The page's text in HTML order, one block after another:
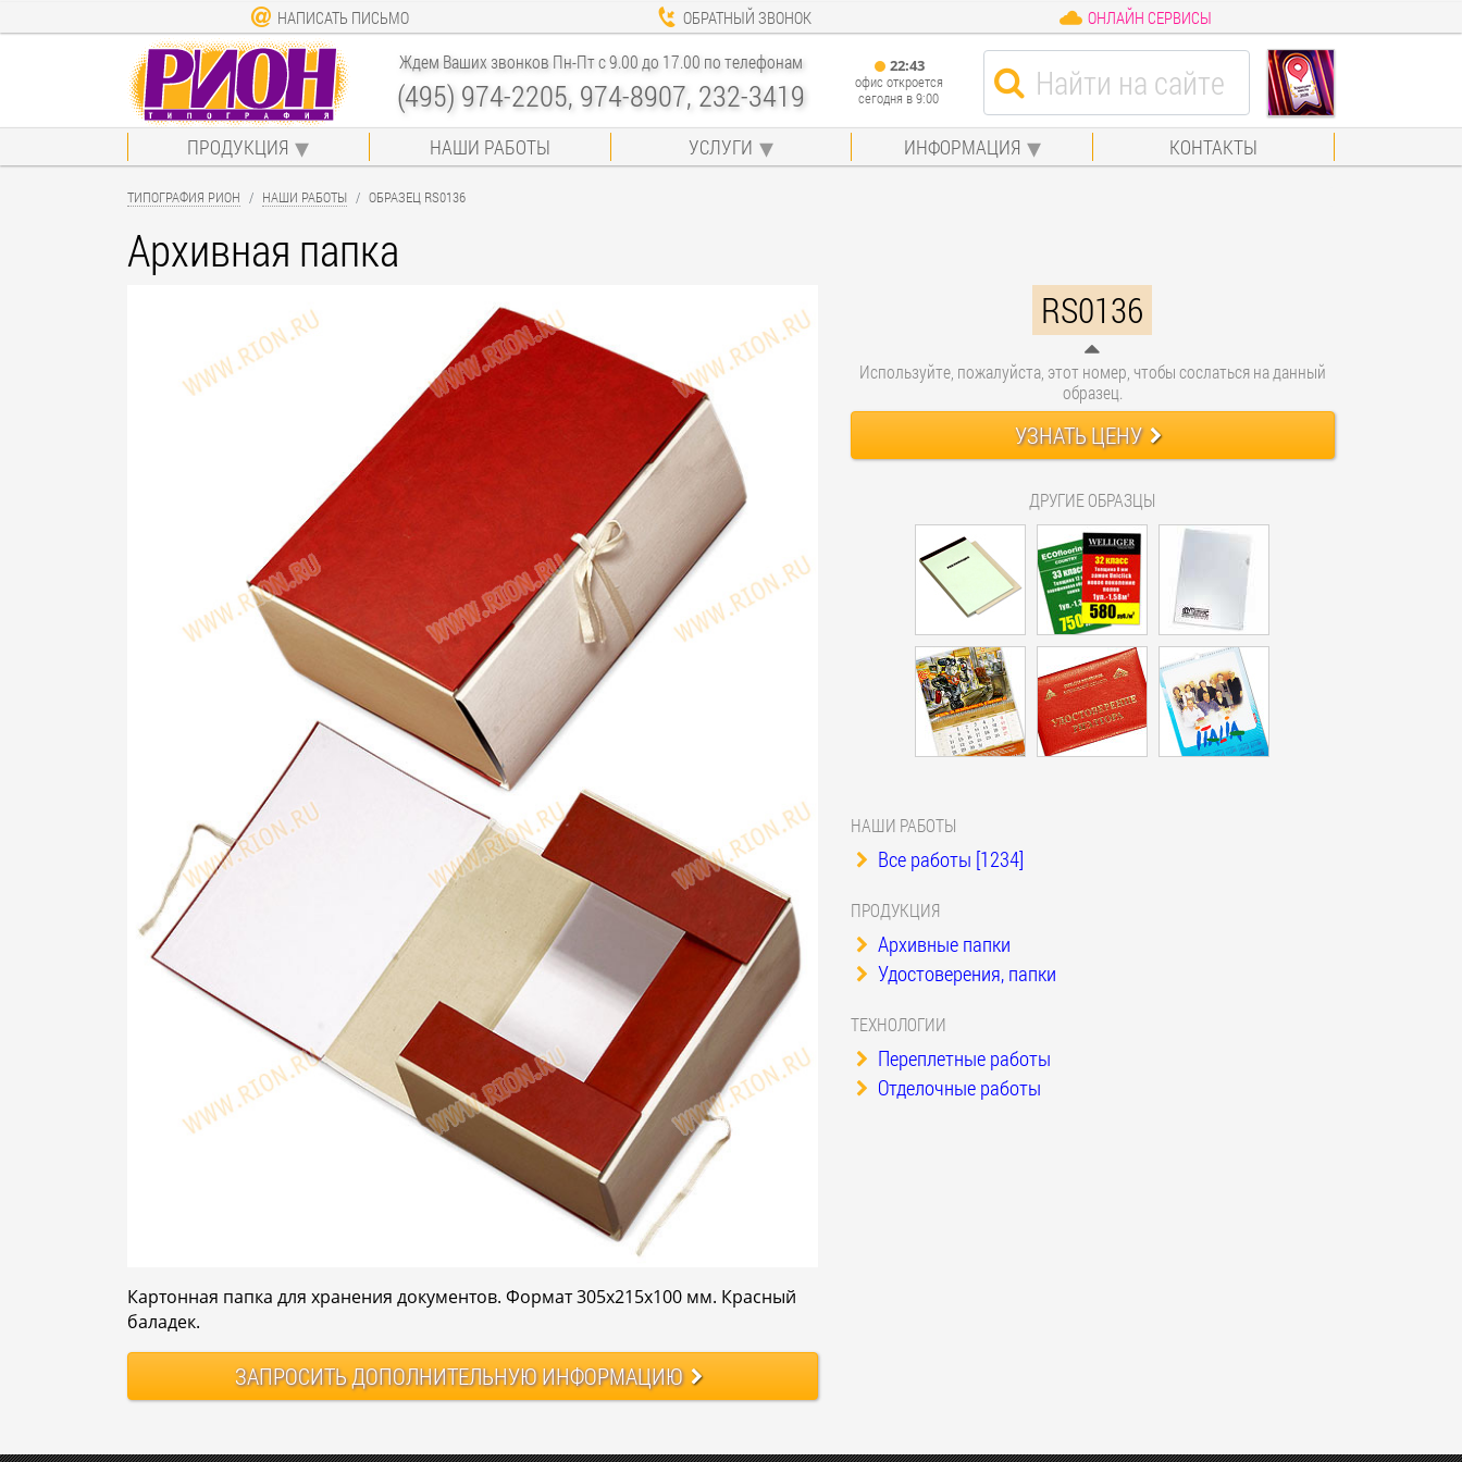
НАПИСАТЬ ПИСЬМО ОБРАТНЫЙ ЗВОНОК ОНЛАЙН СЕРВИСЫ
Ждем Ваших звонков Пн-Пт с 9.00 до 17.00 по телефонам
(495) 974-2205, 974-8907, 232-3419
22:43
офис откроется
сегодня в 9:00
ПРОДУКЦИЯ НАШИ РАБОТЫ УСЛУГИ ИНФОРМАЦИЯ КОНТАКТЫ
ТИПОГРАФИЯ РИОН НАШИ РАБОТЫ ОБРАЗЕЦ RS0136
Архивная папка
Картонная папка для хранения документов. Формат 305х215х100 мм. Красный
баладек.
ЗАПРОСИТЬДОПОЛНИТЕЛЬНУЮИНФОРМАЦИЮ
RS0136
Используйте, пожалуйста, этот номер, чтобы сослаться на данный
образец.
УЗНАТЬ ЦЕНУ
ДРУГИЕ ОБРАЗЦЫ
НАШИ РАБОТЫ
Все работы [1234]
ПРОДУКЦИЯ
Архивные папки
Удостоверения, папки
ТЕХНОЛОГИИ
Переплетные работы
Отделочные работы